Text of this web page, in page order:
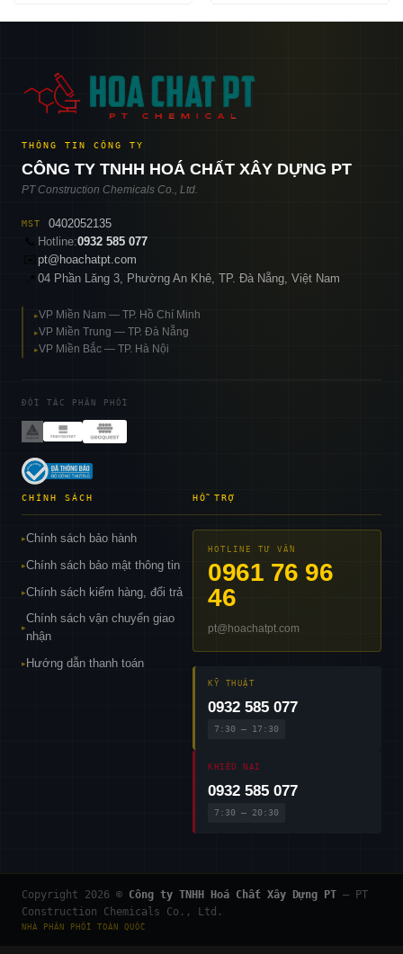
THÔNG TIN CÔNG TY
CÔNG TY TNHH HOÁ CHẤT XÂY DỰNG PT
PT Construction Chemicals Co., Ltd.
MST
0402052135
📞 Hotline:0932 585 077
pt@hoachatpt.com
04 Phần Lăng 3, Phường An Khê, TP. Đà Nẵng, Việt Nam
▸VP Miền Nam — TP. Hồ Chí Minh
▸VP Miền Trung — TP. Đà Nẵng
▸VP Miền Bắc — TP. Hà Nội
ĐỐI TÁC PHÂN PHỐI
CHÍNH SÁCH
▸Chính sách bảo hành
▸Chính sách bảo mật thông tin
▸Chính sách kiểm hàng, đổi trả
▸
Chính sách vận chuyển giao
nhận
▸ Hướng dẫn thanh toán
HỖ TRỢ
HOTLINE TƯ VẤN
0961 76 96
46
pt@hoachatpt.com
KỸ THUẬT
0932 585 077
7:30 – 17:30
KHIẾU NẠI
0932 585 077
7:30 – 20:30
Copyright 2026 © Công ty TNHH Hoá Chất Xây Dựng PT — PT
Construction Chemicals Co., Ltd.
NHÀ PHÂN PHỐI TOÀN QUỐC